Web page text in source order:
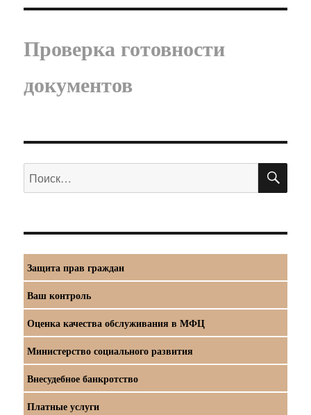
Проверка готовности
документов
Искать:
Защита прав граждан
Ваш контроль
Оценка качества обслуживания в МФЦ
Министерство социального развития
Внесудебное банкротство
Платные услуги